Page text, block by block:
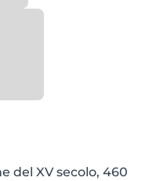
del XV secolo, 460